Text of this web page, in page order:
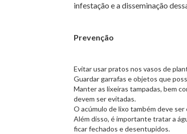
infestação e a disseminação
Prevenção
Evitar usar pratos nos vasos de
Guardar garrafas e objetos que
Manter as lixeiras tampadas, bem
devem ser evitadas.
O acúmulo de lixo também deve
Além disso, é importante tratar a
ficar fechados e desentupidos.